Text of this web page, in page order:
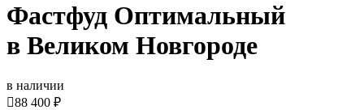
Фастфуд Оптимальный
в Великом Новгороде
в наличии
88 400 ₽